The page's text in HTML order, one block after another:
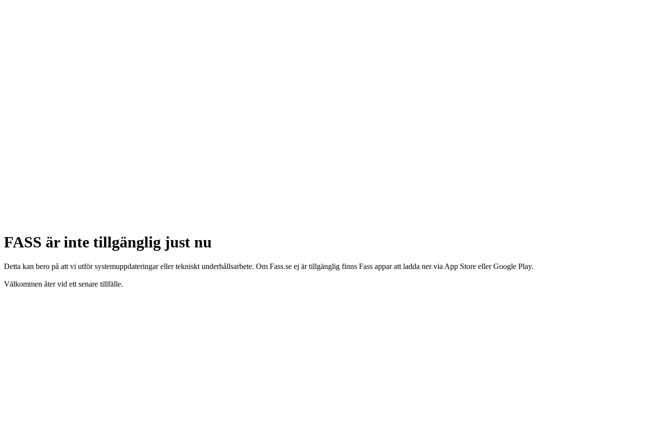
FASS är inte tillgänglig just nu
Detta kan bero på att vi utför systemuppdateringar eller tekniskt underhållsarbete. Om Fass.se ej är tillgänglig finns Fass appar att ladda ner via App Store eller Google Play.
Välkommen åter vid ett senare tillfälle.